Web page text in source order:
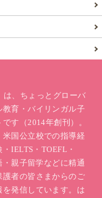
、ちょっとグローバ
育・バイリンガル子
す（2014年創刊）。
国公立校での指導経
IELTS・TOEFL・
親子留学などに精通
者の皆さまからのご
発信しています。は